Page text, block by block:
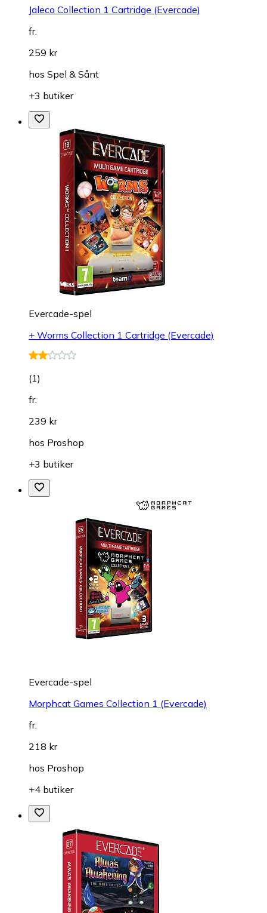
Jaleco Collection 1 Cartridge (Evercade)
fr.
259 kr
hos Spel & Sånt
+3 butiker
Evercade-spel
+ Worms Collection 1 Cartridge (Evercade)
(1)
fr.
239 kr
hos Proshop
+3 butiker
Evercade-spel
Morphcat Games Collection 1 (Evercade)
fr.
218 kr
hos Proshop
+4 butiker